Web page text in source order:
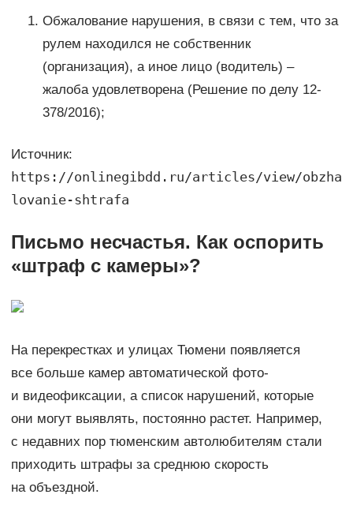
Обжалование нарушения, в связи с тем, что за
рулем находился не собственник
(организация), а иное лицо (водитель) –
жалоба удовлетворена (Решение по делу 12-
378/2016);
Источник:
https://onlinegibdd.ru/articles/view/obzha
lovanie-shtrafa
Письмо несчастья. Как оспорить
«штраф с камеры»?
На перекрестках и улицах Тюмени появляется
все больше камер автоматической фото-
и видеофиксации, а список нарушений, которые
они могут выявлять, постоянно растет. Например,
с недавних пор тюменским автолюбителям стали
приходить штрафы за среднюю скорость
на объездной.